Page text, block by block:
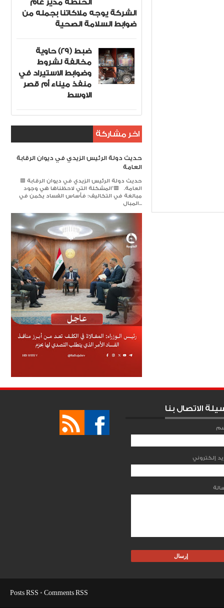
الشركة يوجه ملاكاتنا بجمله من
ضوابط السلامة الصحية
ضبط (29) حاوية
مخالفة لشروط
وضوابط الاستيراد في
منفذ ميناء أم قصر
الاوسط
اخر مشاركة
حديث دولة الرئيس الزيدي في ديوان الرقابة
العامة
🟥 حديث دولة الرئيس الزيدي في ديوان الرقابة
العامة. 🟥​"المشكلة التي لاحظناها هي وجود
مبالغة في التكاليف؛ فأساس الفساد يكمن في
المبال...
الاتصال بنا
Posts RSS • Comments RSS